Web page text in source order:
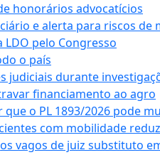
honorários advocatícios
e alerta para riscos
pelo Congresso
o país
judiciais durante
financiamento ao agro
o PL 1893/2026 pode
com mobilidade
vagos de juiz substituto